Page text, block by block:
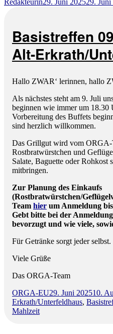
Redakteurin29. Juni 202529. Juni
Basistreffen
Alt-Erkrath/
Hallo ZWAR‘ lerinnen, hallo
Als nächstes steht am 9. Juli
beginnen wie immer um 18.30
Vorbereitung des Buffets
sind herzlich willkommen.
Das Grillgut wird vom ORGA-
Rostbratwürstchen und
Salate, Baguette oder Rohkost
mitbringen.
Zur Planung des Einkaufs
(Rostbratwürstchen/
Team hier um Anmeldung
Gebt bitte bei der
bevorzugt und wie viele,
Für Getränke sorgt jeder selbst.
Viele Grüße
Das ORGA-Team
Autor
ORGA-EUVeröffentlicht
am
29. Juni 202510.
Erkrath/Unterfeldhaus,
Mahlzeit